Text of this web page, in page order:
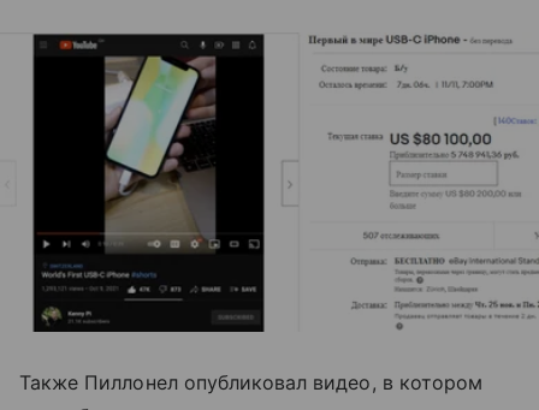
Также Пиллонел опубликовал видео, в котором